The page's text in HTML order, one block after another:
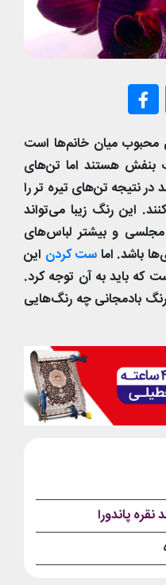
محبوب میان خانم‌ها است
بنفش هستند اما تن‌های
در نتیجه تن‌های تیره تر را
این رنگ زیبا می‌تواند
مجلسی و بیشتر لباس‌های
باشد. اماست کردن این
که باید به آن توجه کرد.
رنگ بادمجانی چه رنگ‌هایی